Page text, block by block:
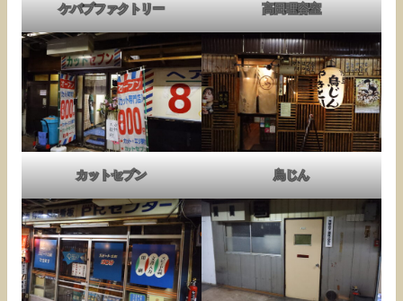
ケバブファクトリー 高田理容室
カットセブン 鳥じん